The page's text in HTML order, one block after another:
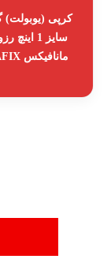
کرپی (یوبولت)
مانافیکس MANAFIX